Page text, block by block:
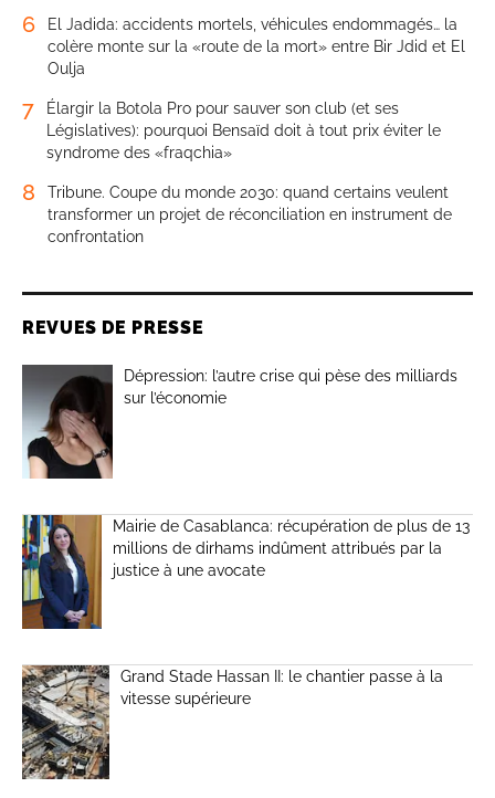
6
El Jadida: accidents mortels, véhicules endommagés… la
colère monte sur la «route de la mort» entre Bir Jdid et El
Oulja
7
Élargir la Botola Pro pour sauver son club (et ses
Législatives): pourquoi Bensaïd doit à tout prix éviter le
syndrome des «fraqchia»
8
Tribune. Coupe du monde 2030: quand certains veulent
transformer un projet de réconciliation en instrument de
confrontation
REVUES DE PRESSE
Dépression: l’autre crise qui pèse des milliards
sur l’économie
Mairie de Casablanca: récupération de plus de 13
millions de dirhams indûment attribués par la
justice à une avocate
Grand Stade Hassan II: le chantier passe à la
vitesse supérieure